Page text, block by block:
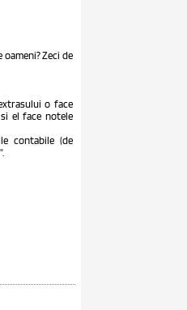
Zeci de
o face
el face notele
contabile (de